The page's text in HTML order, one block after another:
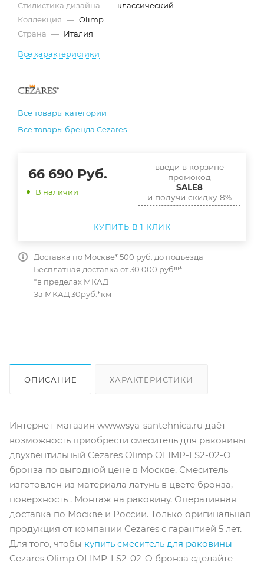
Стилистика дизайна — классический
Коллекция — Olimp
Страна — Италия
Все характеристики
Все товары категории
Все товары бренда Cezares
66 690 Руб.
В наличии
введи в корзине
промокод
SALE8
и получи скидку 8%
КУПИТЬ В 1 КЛИК
Доставка по Москве* 500 руб. до подъезда
Бесплатная доставка от 30.000 руб!!!*
*в пределах МКАД
За МКАД 30руб.*км
ОПИСАНИЕ ХАРАКТЕРИСТИКИ
Интернет-магазин www.vsya-santehnica.ru даёт
возможность приобрести смеситель для раковины
двухвентильный Cezares Olimp OLIMP-LS2-02-O
бронза по выгодной цене в Москве. Смеситель
изготовлен из материала латунь в цвете бронза,
поверхность . Монтаж на раковину. Оперативная
доставка по Москве и России. Только оригинальная
продукция от компании Cezares с гарантией 5 лет.
Для того, чтобы купить смеситель для раковины
Cezares Olimp OLIMP-LS2-02-O бронза сделайте